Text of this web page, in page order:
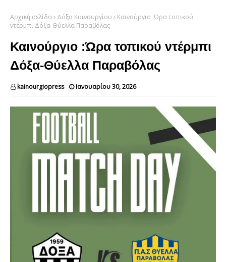
Αρχική σελίδα Δόξα Καινουργίου
Καινούργιο :Ώρα τοπικού
ντέρμπι Δόξα-Θύελλα Παραβόλας
Καινούργιο :Ώρα τοπικού ντέρμπι
Δόξα-Θύελλα Παραβόλας
kainourgiopress Ιανουαρίου 30, 2026